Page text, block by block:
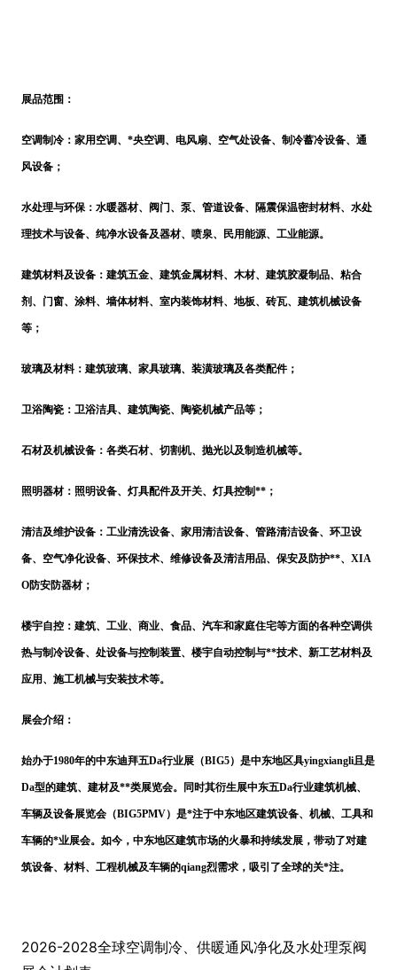
展品范围：
空调制冷：家用空调、 *央空调、电风扇、空气处设备、制冷蓄冷设备、通
风设备；
水处理与环保：水暖器材、阀门、泵、管道设备、隔震保温密封材料、水处
理技术与设备、纯净水设备及器材、喷泉、民用能源、工业能源。
建筑材料及设备：建筑五金、建筑金属材料、木材、建筑胶凝制品、粘合
剂、门窗、涂料、墙体材料、室内装饰材料、地板、砖瓦、建筑机械设备
等；
玻璃及材料：建筑玻璃、家具玻璃、装潢玻璃及各类配件；
卫浴陶瓷：卫浴洁具、建筑陶瓷、陶瓷机械产品等；
石材及机械设备：各类石材、切割机、抛光以及制造机械等。
照明器材：照明设备、灯具配件及开关、灯具控制**；
清洁及维护设备：工业清洗设备、家用清洁设备、管路清洁设备、环卫设
备、空气净化设备、环保技术、维修设备及清洁用品、保安及防护**、 XIA
O防安防器材；
楼宇自控：建筑、工业、商业、食品、汽车和家庭住宅等方面的各种空调供
热与制冷设备、处设备与控制装置、楼宇自动控制与**技术、新工艺材料及
应用、施工机械与安装技术等。
展会介绍：
始办于1980年的中东迪拜五Da行业展（BIG5）是中东地区具yingxiangli且是
Da型的建筑、建材及**类展览会。同时其衍生展中东五Da行业建筑机械、
车辆及设备展览会（BIG5PMV）是*注于中东地区建筑设备、机械、工具和
车辆的*业展会。如今，中东地区建筑市场的火暴和持续发展，带动了对建
筑设备、材料、工程机械及车辆的qiang烈需求，吸引了全球的关*注。
2026-2028全球空调制冷、供暖通风净化及水处理泵阀